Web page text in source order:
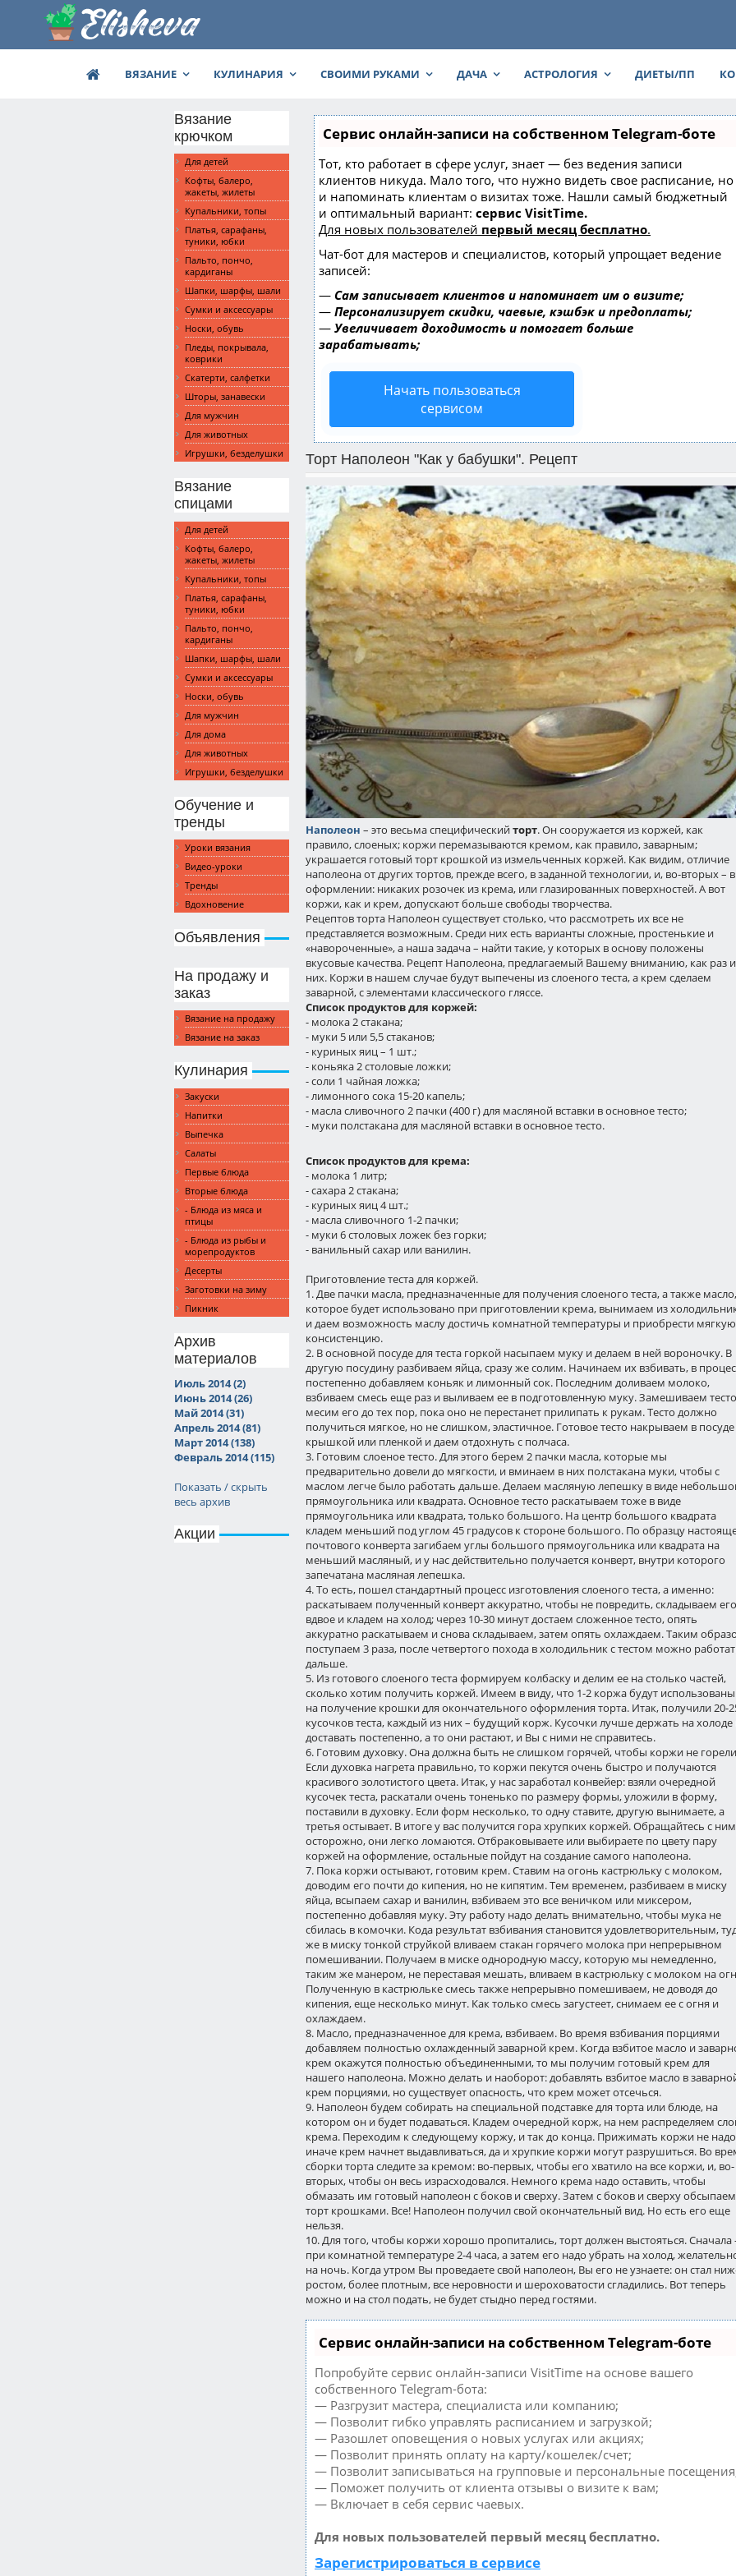
ВЯЗАНИЕ КУЛИНАРИЯ СВОИМИ РУКАМИ ДАЧА АСТРОЛОГИЯ ДИЕТЫ/ПП
Вязание
крючком
Для детей
Кофты, балеро,
жакеты, жилеты
Купальники, топы
Платья, сарафаны,
туники, юбки
Пальто, пончо,
кардиганы
Шапки, шарфы, шали
Сумки и аксессуары
Носки, обувь
Пледы, покрывала,
коврики
Скатерти, салфетки
Шторы, занавески
Для мужчин
Для животных
Игрушки, безделушки
Вязание
спицами
Для детей
Кофты, балеро,
жакеты, жилеты
Купальники, топы
Платья, сарафаны,
туники, юбки
Пальто, пончо,
кардиганы
Шапки, шарфы, шали
Сумки и аксессуары
Носки, обувь
Для мужчин
Для дома
Для животных
Игрушки, безделушки
Обучение и
тренды
Уроки вязания
Видео-уроки
Тренды
Вдохновение
Объявления
На продажу и
заказ
Вязание на продажу
Вязание на заказ
Кулинария
Закуски
Напитки
Выпечка
Салаты
Первые блюда
Вторые блюда
- Блюда из мяса и
птицы
- Блюда из рыбы и
морепродуктов
Десерты
Заготовки на зиму
Пикник
Архив
материалов
Июль 2014 (2)
Июнь 2014 (26)
Май 2014 (31)
Апрель 2014 (81)
Март 2014 (138)
Февраль 2014 (115)
Показать / скрыть
весь архив
Акции
Сервис онлайн-записи на собственном Telegram-боте
Тот, кто работает в сфере услуг, знает — без ведения записи
клиентов никуда. Мало того, что нужно видеть свое расписание, но
и напоминать клиентам о визитах тоже. Нашли самый бюджетный
и оптимальный вариант: сервис VisitTime.
Для новых пользователей первый месяц бесплатно.
Чат-бот для мастеров и специалистов, который упрощает ведение
записей:
— Сам записывает клиентов и напоминает им о визите;
— Персонализирует скидки, чаевые, кэшбэк и предоплаты;
— Увеличивает доходимость и помогает больше
зарабатывать;
Начать пользоваться
сервисом
Торт Наполеон "Как у бабушки". Рецепт
Наполеон – это весьма специфическийторт. Он сооружается из коржей, как
правило, слоеных; коржи перемазываются кремом, как правило, заварным;
украшается готовый торт крошкой из измельченных коржей. Как видим, отличие
наполеона от других тортов, прежде всего, в заданной технологии, и, во-вторых – в
оформлении: никаких розочек из крема, или глазированных поверхностей. А вот
коржи, как и крем, допускают больше свободы творчества.
Рецептов торта Наполеон существует столько, что рассмотреть их все не
представляется возможным. Среди них есть варианты сложные, простенькие и
«навороченные», а наша задача – найти такие, у которых в основу положены
вкусовые качества. Рецепт Наполеона, предлагаемый Вашему вниманию, как раз
них. Коржи в нашем случае будут выпечены из слоеного теста, а крем сделаем
заварной, с элементами классического гляссе.
Список продуктов для коржей:
- молока 2 стакана;
- муки 5 или 5,5 стаканов;
- куриных яиц – 1 шт.;
- коньяка 2 столовые ложки;
- соли 1 чайная ложка;
- лимонного сока 15-20 капель;
- масла сливочного 2 пачки (400 г) для масляной вставки в основное тесто;
- муки полстакана для масляной вставки в основное тесто.
Список продуктов для крема:
- молока 1 литр;
- сахара 2 стакана;
- куриных яиц 4 шт.;
- масла сливочного 1-2 пачки;
- муки 6 столовых ложек без горки;
- ванильный сахар или ванилин.
Приготовление теста для коржей.
1. Две пачки масла, предназначенные для получения слоеного теста, а также масло,
которое будет использовано при приготовлении крема, вынимаем из
и даем возможность маслу достичь комнатной температуры и приобрести мягкую
консистенцию.
2. В основной посуде для теста горкой насыпаем муку и делаем в ней вороночку. В
другую посудину разбиваем яйца, сразу же солим. Начинаем их взбивать, в
постепенно добавляем коньяк и лимонный сок. Последним доливаем молоко,
взбиваем смесь еще раз и выливаем ее в подготовленную муку. Замешиваем
месим его до тех пор, пока оно не перестанет прилипать к рукам. Тесто должно
получиться мягкое, но не слишком, эластичное. Готовое тесто накрываем в посуде
крышкой или пленкой и даем отдохнуть с полчаса.
3. Готовим слоеное тесто. Для этого берем 2 пачки масла, которые мы
предварительно довели до мягкости, и вминаем в них полстакана муки, чтобы с
маслом легче было работать дальше. Делаем масляную лепешку в виде
прямоугольника или квадрата. Основное тесто раскатываем тоже в виде
прямоугольника или квадрата, только большого. На центр большого квадрата
кладем меньший под углом 45 градусов к стороне большого. По образцу
почтового конверта загибаем углы большого прямоугольника или квадрата на
меньший масляный, и у нас действительно получается конверт, внутри которого
запечатана масляная лепешка.
4. То есть, пошел стандартный процесс изготовления слоеного теста, а именно:
раскатываем полученный конверт аккуратно, чтобы не повредить, складываем его
вдвое и кладем на холод; через 10-30 минут достаем сложенное тесто, опять
аккуратно раскатываем и снова складываем, затем опять охлаждаем. Таким
поступаем 3 раза, после четвертого похода в холодильник с тестом можно
дальше.
5. Из готового слоеного теста формируем колбаску и делим ее на столько частей,
сколько хотим получить коржей. Имеем в виду, что 1-2 коржа будут использованы
на получение крошки для окончательного оформления торта. Итак, получили 20-
кусочков теста, каждый из них – будущий корж. Кусочки лучше держать на холоде
доставать постепенно, а то они растают, и Вы с ними не справитесь.
6. Готовим духовку. Она должна быть не слишком горячей, чтобы коржи не
Если духовка нагрета правильно, то коржи пекутся очень быстро и получаются
красивого золотистого цвета. Итак, у нас заработал конвейер: взяли очередной
кусочек теста, раскатали очень тоненько по размеру формы, уложили в форму,
поставили в духовку. Если форм несколько, то одну ставите, другую вынимаете, а
третья остывает. В итоге у вас получится гора хрупких коржей. Обращайтесь с
осторожно, они легко ломаются. Отбраковываете или выбираете по цвету пару
коржей на оформление, остальные пойдут на создание самого наполеона.
7. Пока коржи остывают, готовим крем. Ставим на огонь кастрюльку с молоком,
доводим его почти до кипения, но не кипятим. Тем временем, разбиваем в миску
яйца, всыпаем сахар и ванилин, взбиваем это все веничком или миксером,
постепенно добавляя муку. Эту работу надо делать внимательно, чтобы мука не
сбилась в комочки. Кода результат взбивания становится удовлетворительным,
же в миску тонкой струйкой вливаем стакан горячего молока при непрерывном
помешивании. Получаем в миске однородную массу, которую мы немедленно,
таким же манером, не переставая мешать, вливаем в кастрюльку с молоком на
Полученную в кастрюльке смесь также непрерывно помешиваем, не доводя до
кипения, еще несколько минут. Как только смесь загустеет, снимаем ее с огня и
охлаждаем.
8. Масло, предназначенное для крема, взбиваем. Во время взбивания порциями
добавляем полностью охлажденный заварной крем. Когда взбитое масло и
крем окажутся полностью объединенными, то мы получим готовый крем для
нашего наполеона. Можно делать и наоборот: добавлять взбитое масло в
крем порциями, но существует опасность, что крем может отсечься.
9. Наполеон будем собирать на специальной подставке для торта или блюде, на
котором он и будет подаваться. Кладем очередной корж, на нем распределяем
крема. Переходим к следующему коржу, и так до конца. Прижимать коржи не
иначе крем начнет выдавливаться, да и хрупкие коржи могут разрушиться. Во
сборки торта следите за кремом: во-первых, чтобы его хватило на все коржи, и, во-
вторых, чтобы он весь израсходовался. Немного крема надо оставить, чтобы
обмазать им готовый наполеон с боков и сверху. Затем с боков и сверху обсыпаем
торт крошками. Все! Наполеон получил свой окончательный вид. Но есть его еще
нельзя.
10. Для того, чтобы коржи хорошо пропитались, торт должен выстояться. Сначала
при комнатной температуре 2-4 часа, а затем его надо убрать на холод,
на ночь. Когда утром Вы проведаете свой наполеон, Вы его не узнаете: он стал
ростом, более плотным, все неровности и шероховатости сгладились. Вот теперь
можно и на стол подать, не будет стыдно перед гостями.
Сервис онлайн-записи на собственном Telegram-боте
Попробуйте сервис онлайн-записи VisitTime на основе вашего
собственного Telegram-бота:
— Разгрузит мастера, специалиста или компанию;
— Позволит гибко управлять расписанием и загрузкой;
— Разошлет оповещения о новых услугах или акциях;
— Позволит принять оплату на карту/кошелек/счет;
— Позволит записываться на групповые и персональные
— Поможет получить от клиента отзывы о визите к вам;
— Включает в себя сервис чаевых.
Для новых пользователей первый месяц бесплатно.
Зарегистрироваться в сервисе